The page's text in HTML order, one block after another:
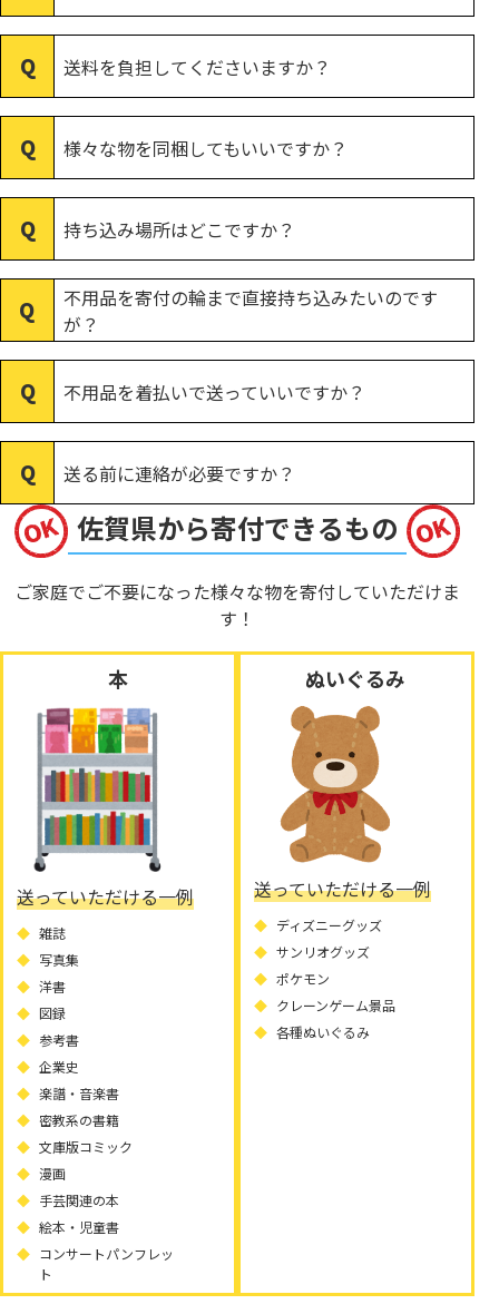
送料を負担してくださいますか？
様々な物を同梱してもいいですか？
持ち込み場所はどこですか？
不用品を寄付の輪まで直接持ち込みたいのです
が？
不用品を着払いで送っていいですか？
送る前に連絡が必要ですか？
佐賀県から寄付できるもの
ご家庭でご不要になった様々な物を寄付していただけま
す！
本
送っていただける一例
雑誌
写真集
洋書
図録
参考書
企業史
楽譜・音楽書
密教系の書籍
文庫版コミック
漫画
手芸関連の本
絵本・児童書
コンサートパンフレッ
ト
ぬいぐるみ
送っていただける一例
ディズニーグッズ
サンリオグッズ
ポケモン
クレーンゲーム景品
各種ぬいぐるみ